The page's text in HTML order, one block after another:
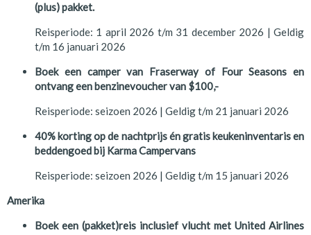
(plus) pakket.
Reisperiode: 1 april 2026 t/m 31 december 2026 | Geldig
t/m 16 januari 2026
Boek een camper van Fraserway of Four Seasons en
ontvang een benzinevoucher van $100,-
Reisperiode: seizoen 2026 | Geldig t/m 21 januari 2026
40% korting op de nachtprijs én gratis keukeninventaris en
beddengoed bij Karma Campervans
Reisperiode: seizoen 2026 | Geldig t/m 15 januari 2026
Amerika
Boek een (pakket)reis inclusief vlucht met United Airlines